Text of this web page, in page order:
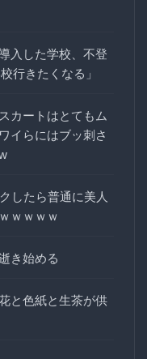
入した学校、不登
行きたくなる」
カートはとてもム
イらにはブッ刺さ
したら普通に美人
ｗｗｗｗ
き始める
と色紙と生茶が供